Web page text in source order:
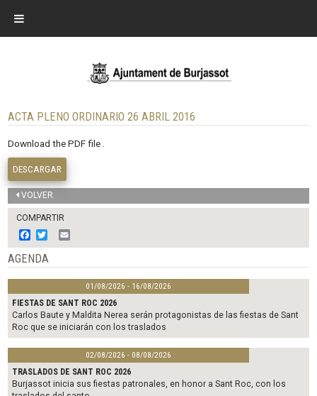
ACTA PLENO ORDINARIO 26 ABRIL 2016
Download the PDF file .
DESCARGAR
VOLVER
COMPARTIR
F
a
c
e
b
o
o
k
w
i
t
t
e
r
m
i
l
AGENDA
01/08/2026 - 16/08/2026
FIESTAS DE SANT ROC 2026
Carlos Baute y Maldita Nerea serán protagonistas de las fiestas de Sant
Roc que se iniciarán con los traslados
02/08/2026 - 08/08/2026
TRASLADOS DE SANT ROC 2026
Burjassot inicia sus fiestas patronales, en honor a Sant Roc, con los